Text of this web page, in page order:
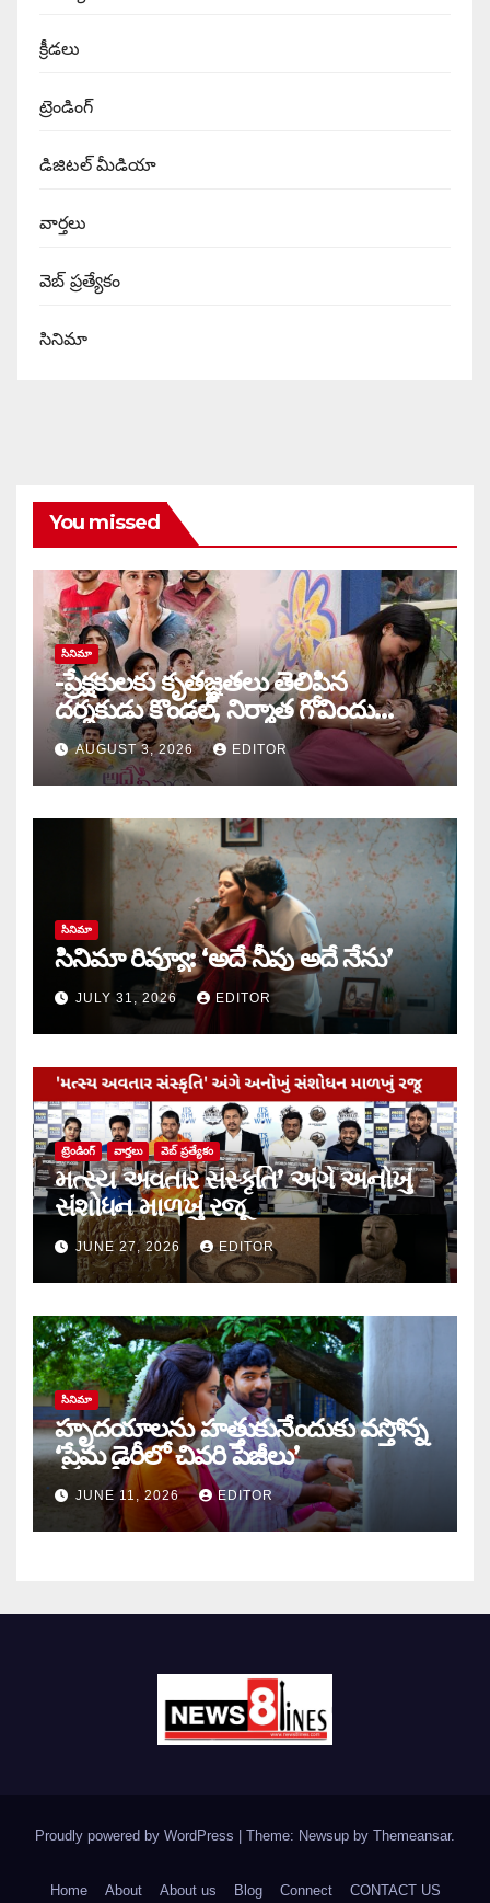
క్రీడలు
ట్రెండింగ్
డిజిటల్ మీడియా
వార్త‌లు
వెబ్ ప్రత్యేకం
సినిమా
You missed
సినిమా
-ప్రేక్షకులకు కృతజ్ఞతలు తెలిపిన
దర్శకుడు కొండల్, నిర్మాత గోవిందు
కాండ్రేగుల
AUGUST 3, 2026 EDITOR
సినిమా
సినిమా రివ్యూ: ‘అదే నీవు అదే నేను’
JULY 31, 2026 EDITOR
ట్రెండింగ్ వార్త‌లు వెబ్ ప్రత్యేకం
મત્સ્ય અવતાર સંસ્કૃતિ’ અંગે અનોખું
સંશોધન માળખું રજૂ
JUNE 27, 2026 EDITOR
సినిమా
హృదయాలను హత్తుకునేందుకు వస్తోన్న
‘ప్రేమ డైరీలో చివరి పేజీలు’
JUNE 11, 2026 EDITOR
Proudly powered by WordPress Theme: Newsup by Themeansar.
Home About About us Blog Connect CONTACT US